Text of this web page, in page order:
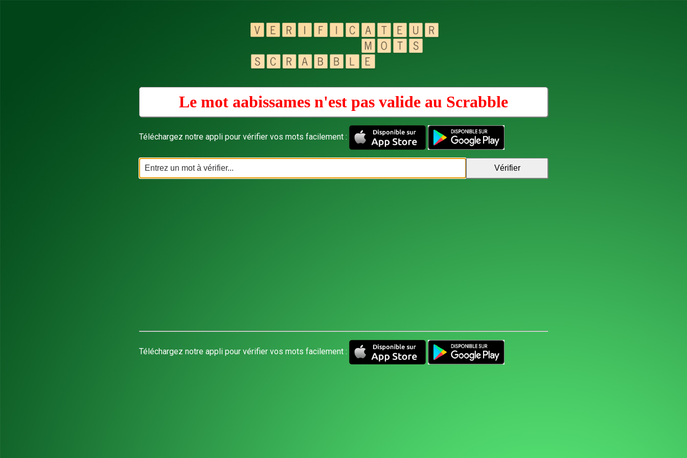
Le mot aabissames n'est pas valide au Scrabble
Téléchargez notre appli pour vérifier vos mots facilement :
Téléchargez notre appli pour vérifier vos mots facilement :